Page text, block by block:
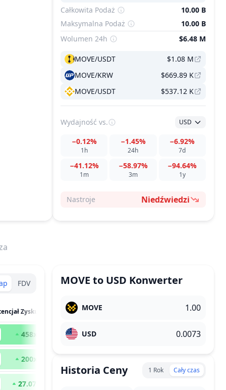
Całkowita Podaż
10.00 B
Maksymalna Podaż
10.00 B
Wolumen 24h
$6.48 M
MOVE/USDT
$1.08 M
MOVE/KRW
$669.89 K
MOVE/USDT
$537.12 K
Wydajność vs. USD
1h
−0.12%
24h
−1.45%
7d
−6.92%
1m
−41.12%
3m
−58.97%
1y
−94.64%
Nastroje Niedźwiedzi
FDV
Zysku
458
200x
27.07
MOVE to USD Konwerter
MOVE
USD
Historia Ceny 1 Rok Cały czas